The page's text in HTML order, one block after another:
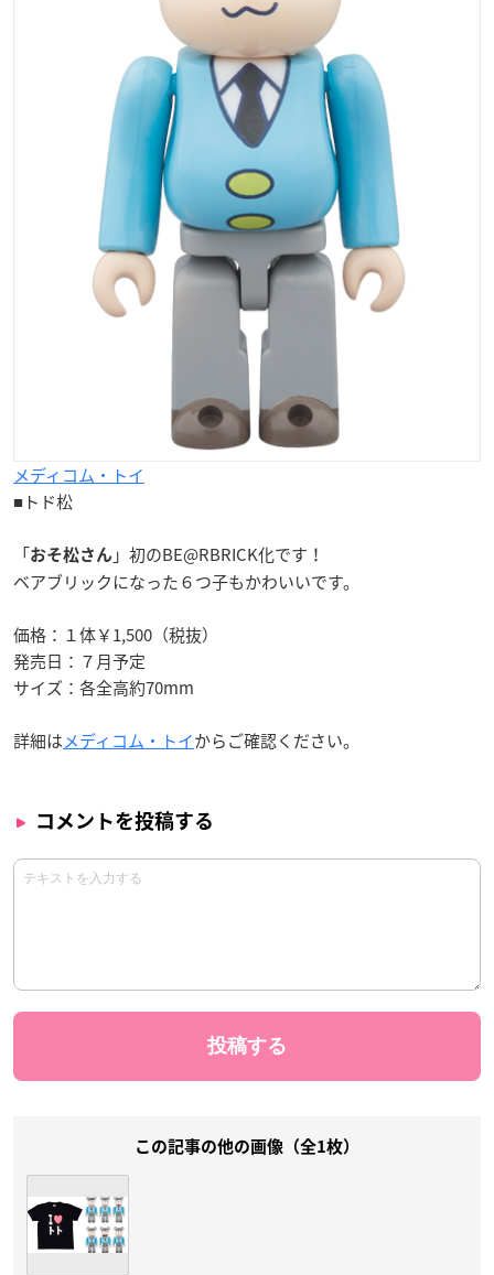
メディコム・トイ
■トド松
「おそ松さん 」初のBE@RBRICK化です！
ベアブリックになった６つ子もかわいいです。
価格：１体￥1,500（税抜）
発売日：７月予定
サイズ：各全高約70mm
詳細はメディコム・トイからご確認ください。
コメントを投稿する
この記事の他の画像（全1枚）